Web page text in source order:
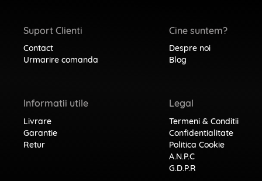
Suport Clienti
Contact
Urmarire comanda
Informatii utile
Livrare
Garantie
Retur
Cine suntem?
Despre noi
Blog
Legal
Termeni & Conditii
Confidentialitate
Politica Cookie
A.N.P.C
G.D.P.R